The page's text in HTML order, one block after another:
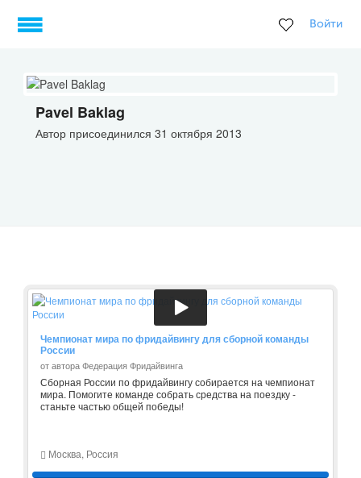
Войти
Pavel Baklag
Автор присоединился 31 октября 2013
Чемпионат мира по фридайвингу для сборной команды
России
от автора Федерация Фридайвинга
Сборная России по фридайвингу собирается на чемпионат
мира. Помогите команде собрать средства на поездку -
станьте частью общей победы!
Москва, Россия